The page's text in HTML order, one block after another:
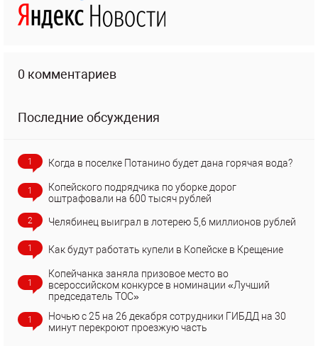
0 комментариев
Последние обсуждения
1 Когда в поселке Потанино будет дана горячая вода?
1
Копейского подрядчика по уборке дорог
оштрафовали на 600 тысяч рублей
2 Челябинец выиграл в лотерею 5,6 миллионов рублей
1 Как будут работать купели в Копейске в Крещение
1
Копейчанка заняла призовое место во
всероссийском конкурсе в номинации «Лучший
председатель ТОС»
1
Ночью с 25 на 26 декабря сотрудники ГИБДД на 30
минут перекроют проезжую часть